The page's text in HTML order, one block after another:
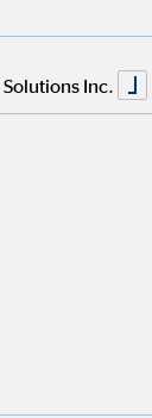
werden,
Inc.